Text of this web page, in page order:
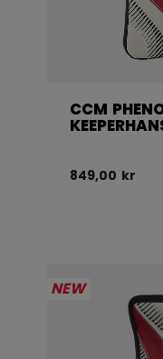
CCM
849,00 kr
NEW